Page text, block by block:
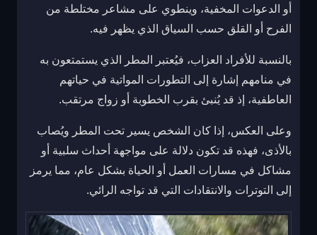
أو الدعوات المخفية، وينطوي على مشاعر مختلطة من
الفرح أو القلق حسب السياق الذي يظهر فيه.
بالنسبة للأفراد العزاب، فيُعتبر المطر الذي يستمتعون به
في منامهم إشارة إلى التطورات المواتية في حياتهم
العاطفية، إذ قد يُنبئ بقرب الخطوبة أو زواج مرتقب.
وعلى العكس، إذا كان الشخص يسير تحت المطر ويُصاب
بالأذى، فهذه قد تكون دلالة على مواجهة أحداث سلبية أو
مشاكل في مسارات العمل أو الحياة بشكل عام، مما يرمز
إلى التوترات والانتقادات التي قد تواجه الرائي.